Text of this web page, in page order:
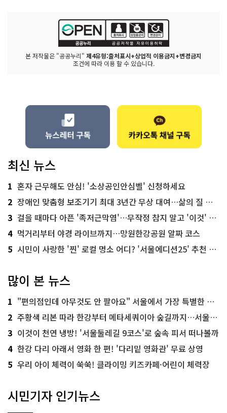
본 저작물은 "공공누리" 제4유형:출처표시+상업적 이용금지+변경금지
조건에 따라 이용 할 수 있습니다.
최신 뉴스
1 혼자 근무해도 안심! '소상공인안심벨' 신청하세요
2 장애인 맞춤형 보조기기 최대 3년간 무상 대여…삶의 질 높인다
3 걸을 때마다 아픈 '족저근막염'…무작정 참지 말고 '이것' 해보세요!
4 먹거리부터 야경 라이브까지…망원한강공원 알짜 코스
5 시민이 사랑한 '찐' 로컬 명소 어디? '서울에디션25' 추천 코스
많이 본 뉴스
1 "편의점인데 아무것도 안 팔아요" 서울에서 가장 특별한 편의점의 정체
2 주황색 리본 따라 한강부터 메타세쿼이아 숲길까지…서울둘레길 15코스
3 이것이 천연 냉방! '서울둘레길 9코스'로 숲속 피서 떠나볼까
4 한강 다리 아래서 영화 한 편! '다리밑 영화관' 무료 상영
5 우리 아이 체력이 쑥쑥! 클라이밍 키즈카페·어린이 체력장
시민기자 인기뉴스